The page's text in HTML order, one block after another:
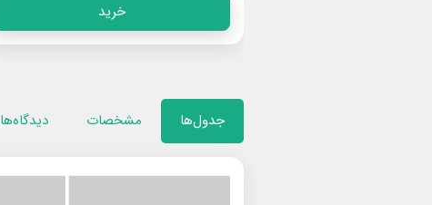
خرید
جدول‌ها مشخصات دیدگاه‌ها